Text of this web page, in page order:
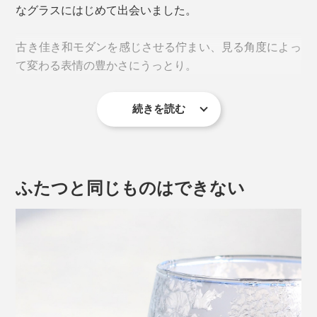
なグラスにはじめて出会いました。
古き佳き和モダンを感じさせる佇まい、見る角度によっ
て変わる表情の豊かさにうっとり。
飲みものを入れれば、また違う美しさ。アルコールはも
続きを読む
ふたつと同じものはできない